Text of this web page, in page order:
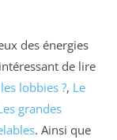
des énergies
de lire
lobbies ?, Le
grandes
. Ainsi que